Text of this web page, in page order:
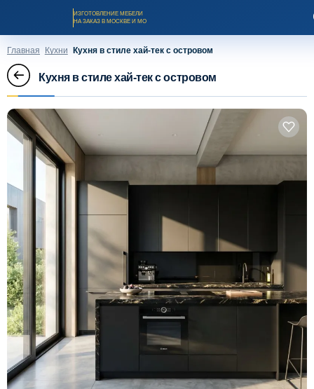
ИЗГОТОВЛЕНИЕ МЕБЕЛИ
НА ЗАКАЗ В МОСКВЕ И МО
Заказать звонок
Каталог мебели на заказ
О компании
Оплата и доставка
Рассрочка и кредит
Схема работы
Акции и скидки
Главная Кухни Кухня в стиле хай-тек с островом
Кухня в стиле хай-тек с островом